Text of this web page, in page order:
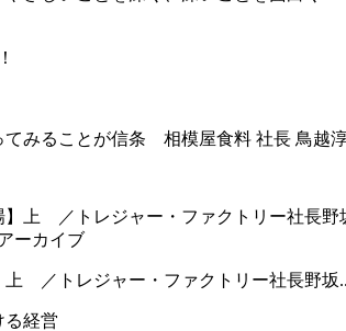
てみることが信条 相模屋食料 社長 鳥越
ーカイブ
上 ／トレジャー・ファクトリー社長野坂
る経営